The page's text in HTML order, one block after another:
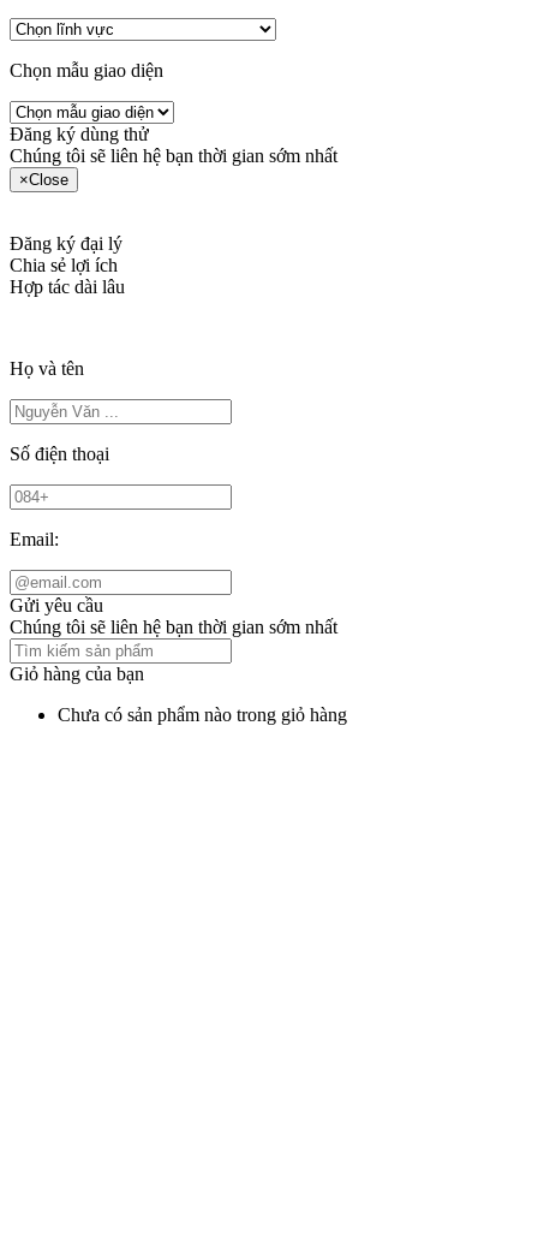
Chọn mẫu giao diện
Đăng ký dùng thử
Chúng tôi sẽ liên hệ bạn thời gian sớm nhất
×Close
Đăng ký đại lý
Chia sẻ lợi ích
Hợp tác dài lâu
Họ và tên
Số điện thoại
Email:
Gửi yêu cầu
Chúng tôi sẽ liên hệ bạn thời gian sớm nhất
Giỏ hàng của bạn
Chưa có sản phẩm nào trong giỏ hàng